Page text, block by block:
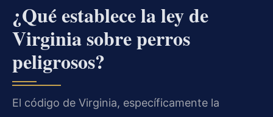
¿Qué establece la ley de
Virginia sobre perros
peligrosos?
El código de Virginia, específicamente la